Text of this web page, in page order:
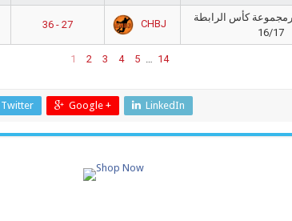
36 - 27 CHBJ
كأس الرابطة
16/17
1 2 3 4 5 14
Twitter Google + LinkedIn